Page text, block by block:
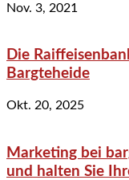
Nov. 3, 2021
Die
Bargteheide
Okt. 20, 2025
Marketing bei
und halten Sie